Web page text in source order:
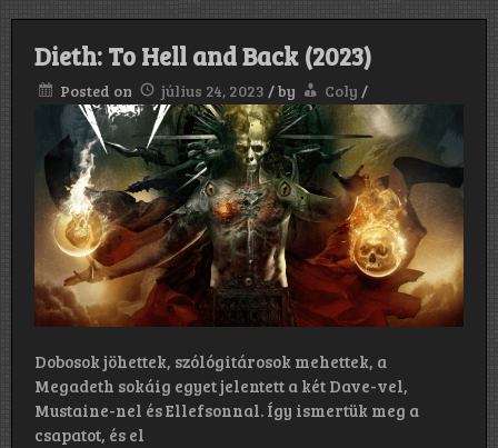
Dieth: To Hell and Back (2023)
Posted on július 24, 2023 /by Coly /
Dobosok jöhettek, szólógitárosok mehettek, a
Megadeth sokáig egyet jelentett a két Dave-vel,
Mustaine-nel és Ellefsonnal. Így ismertük meg a
csapatot, és el